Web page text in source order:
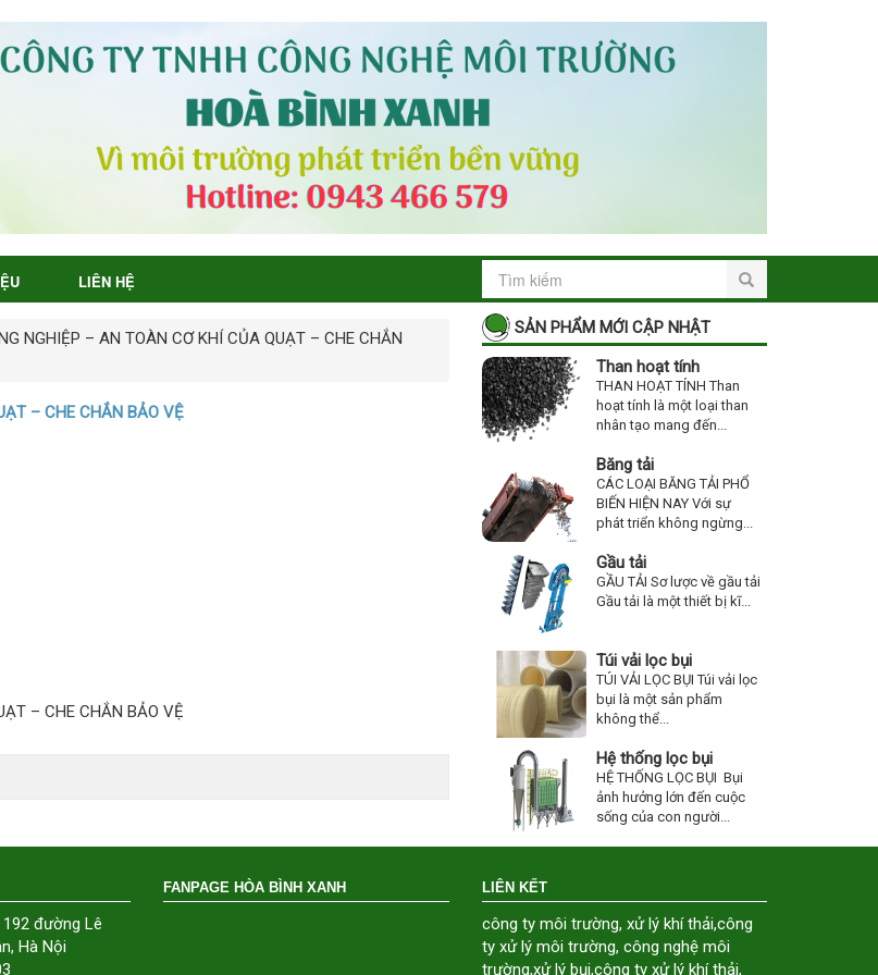
LIÊN HỆ
NGHIỆP – AN TOÀN CƠ KHÍ CỦA QUẠT – CHE CHẮN
– CHE CHẮN BẢO VỆ
– CHE CHẮN BẢO VỆ
SẢN PHẨM MỚI CẬP NHẬT
Than hoạt tính
THAN HOẠT TÍNH Than
hoạt tính là một loại than
nhân tạo mang đến...
Băng tải
CÁC LOẠI BĂNG TẢI PHỔ
BIẾN HIỆN NAY Với sự
phát triển không ngừng...
Gầu tải
GẦU TẢI Sơ lược về gầu tải
Gầu tải là một thiết bị kĩ...
Túi vải lọc bụi
TÚI VẢI LỌC BỤI Túi vải lọc
bụi là một sản phẩm
không thể...
Hệ thống lọc bụi
HỆ THỐNG LỌC BỤI Bụi
ảnh hưởng lớn đến cuộc
sống của con người...
đường Lê
Hà Nội
FANPAGE HÒA BÌNH XANH LIÊN KẾT
công ty môi trường, xử lý khí thải,công
ty xử lý môi trường, công nghệ môi
trường,xử lý bụi,công ty xử lý khí thải,